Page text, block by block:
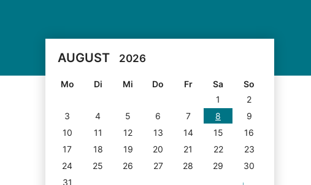
AUGUST 2026
Mo Di Mi Do Fr Sa
So
1
2
3
4 5 6 7 8
9
10
11 12 13 14 15
16
17
18 19 20 21 22
23
24
25 26 27 28 29
30
31